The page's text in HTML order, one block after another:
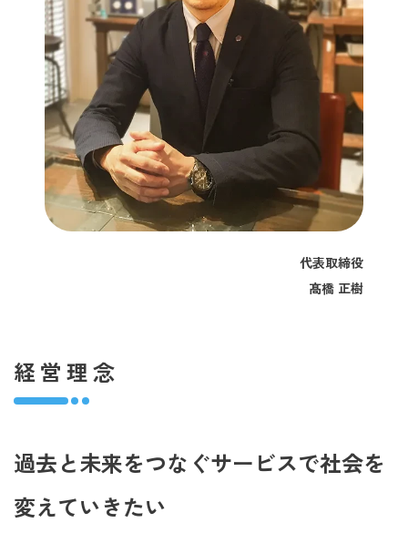
代表取締役
髙橋 正樹
経営理念
過去と未来をつなぐサービスで社会を
変えていきたい